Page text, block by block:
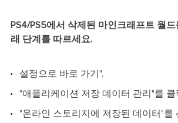
PS4/PS5에서 삭제된 마인크래프트 월
래 단계를 따르세요.
설정으로 바로 가기".
"애플리케이션 저장 데이터 관리"를 클
"온라인 스토리지에 저장된 데이터"를